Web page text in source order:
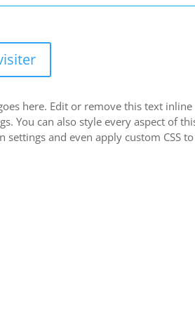
here. Edit or remove this text
You can also style every aspect of
settings and even apply custom CSS